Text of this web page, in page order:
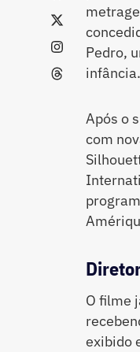
Pedro,
infância.
Após o
com
O filme
exibido